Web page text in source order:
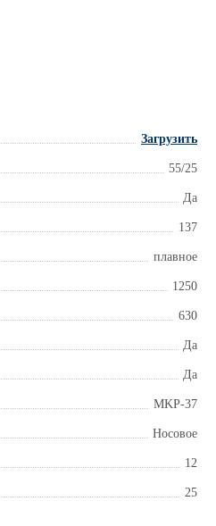
Загрузить
55/25
Да
137
плавное
1250
630
Да
Да
MKP-37
Носовое
12
25